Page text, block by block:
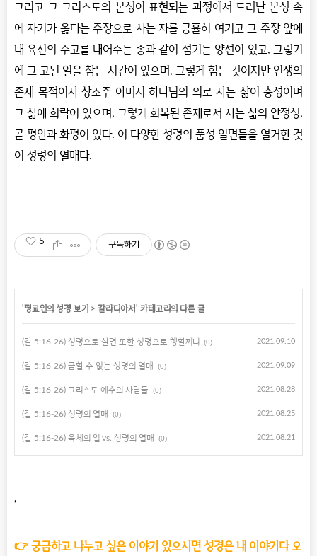
그리고 그 그리스도의 본성이 표현되는 과정에서 드러난 본성 속
에 자기가 옳다는 주장으로 사는 자를 긍휼히 여기고 그 주장 앞에
내 육신의 수고를 내어주는 종과 같이 섬기는 양선이 있고, 그렇기
에 그 고된 일을 참는 시간이 있으며, 그렇게 힘든 것이지만 인생의
존재 목적이자 창조주 아버지 하나님의 의로 사는 삶이 충성이며
그 삶에 희락이 있으며, 그렇게 회복된 존재로서 사는 삶의 안정성,
곧 평안과 화평이 있다. 이 다양한 성령의 품성 일면들을 열거한 것
이 성령의 열매다.
5 구독하기
'평교인의 성경 보기 > 갈라디아서' 카테고리의 다른 글
(갈 5:16-26) 성령으로 살면 또한 성령으로 행할찌니 (0) 2021.09.10
(갈 5:16-26) 금할 수 없는 성령의 열매 (0) 2021.09.09
(갈 5:16-26) 그리스도 예수의 사람들 (0) 2021.08.28
(갈 5:16-26) 성령의 열매 (0) 2021.08.25
(갈 5:16-26) 육체의 일 vs. 성령의 열매 (0) 2021.08.21
,
👉 궁금하고 나누고 싶은 이야기 있으시면 성경은 내 이야기다 오